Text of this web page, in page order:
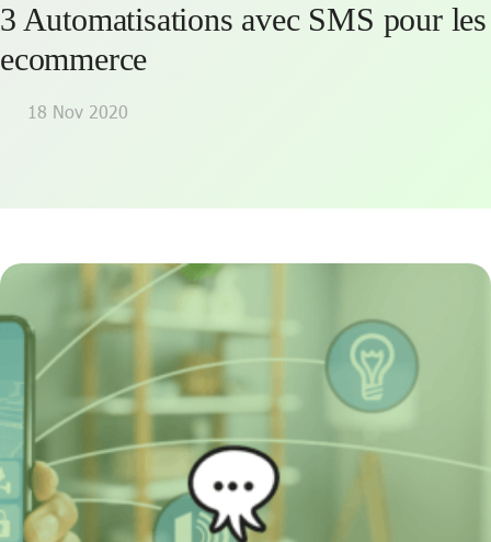
3 Automatisations avec SMS pour les
ecommerce
18 Nov 2020